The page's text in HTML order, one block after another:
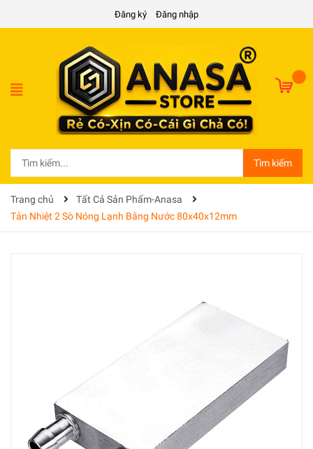
Đăng ký Đăng nhập
Tìm kiếm
Trang chủ
Tất Cả Sản Phẩm-Anasa
Tản Nhiệt 2 Sò Nóng Lạnh Bằng Nước 80x40x12mm